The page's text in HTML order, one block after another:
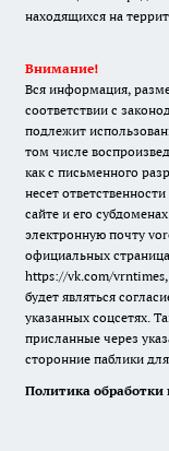
находящихся на
Внимание!
Вся информация,
соответствии с
подлежит
том числе
как с письменного
несет
сайте и его
электронную почту
официальных
https://vk.com/vrntimes,
будет являться
указанных соцсетях.
присланные через
сторонние паблики
Политика